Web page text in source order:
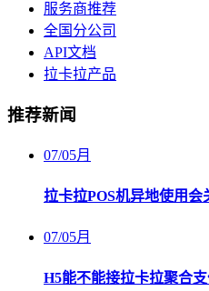
服务商推荐
全国分公司
API文档
拉卡拉产品
推荐新闻
07/05月
拉卡拉POS机异地使用会
07/05月
H5能不能接拉卡拉聚合